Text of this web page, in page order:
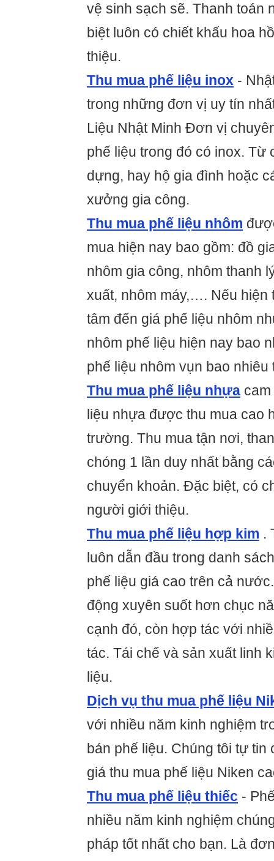
vệ sinh sạch sẽ. Thanh toán
biệt luôn có chiết khấu hoa
thiệu.
Thu mua phế liệu inox -
trong những đơn vị uy tín
Liệu Nhật Minh Đơn vị
phế liệu trong đó có inox. Từ
dựng, hay hộ gia đình hoặc
xưởng gia công.
Thu mua phế liệu nhôm
mua hiện nay bao gồm: đồ
nhôm gia công, nhôm thanh
xuất, nhôm máy,…. Nếu hiện
tâm đến giá phế liệu nhôm
nhôm phế liệu hiện nay bao
phế liệu nhôm vụn bao nhiêu
Thu mua phế liệu nhựa
liệu nhựa được thu mua cao
trường. Thu mua tận nơi,
chóng 1 lần duy nhất bằng
chuyển khoản. Đặc biệt, có
người giới thiệu.
Thu mua phế liệu hợp kim .
luôn dẫn đầu trong danh
phế liệu giá cao trên cả
động xuyên suốt hơn chục
cạnh đó, còn hợp tác với
tác. Tái chế và sản xuất linh
liệu.
Dịch vụ thu mua phế liệu
với nhiều năm kinh nghiệm
bán phế liệu. Chúng tôi tự
giá thu mua phế liệu Niken
Thu mua phế liệu thiếc -
nhiều năm kinh nghiệm
pháp tốt nhất cho bạn. Là